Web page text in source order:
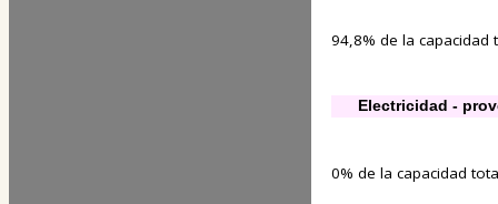
94,8% de la capacidad
Electricidad -
0% de la capacidad